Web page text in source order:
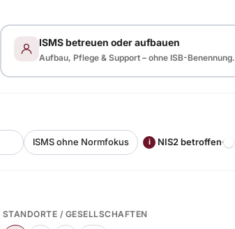
ISMS betreuen oder aufbauen
Aufbau, Pflege & Support – ohne ISB-Benennung.
ISMS ohne Normfokus i NIS2 betroffen
STANDORTE / GESELLSCHAFTEN